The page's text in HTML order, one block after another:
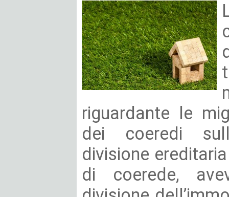
riguardante le
dei coeredi
divisione
di coerede,